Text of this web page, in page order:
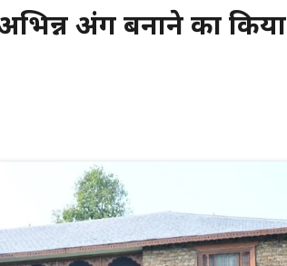
अंग बनाने का किया